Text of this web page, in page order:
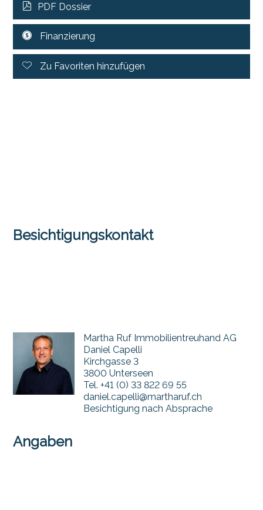
PDF Dossier
Finanzierung
Zu Favoriten hinzufügen
Besichtigungskontakt
Martha Ruf Immobilientreuhand AG
Daniel Capelli
Kirchgasse 3
3800 Unterseen
Tel. +41 (0) 33 822 69 55
daniel.capelli@martharuf.ch
Besichtigung nach Absprache
Angaben